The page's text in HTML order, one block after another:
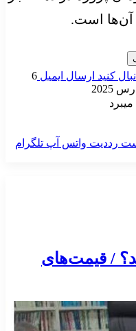
آن‌ها است.
کنید ارسال ایمیل 6
‫رددیت واتس آپ تلگرام
/ قیمت‌های